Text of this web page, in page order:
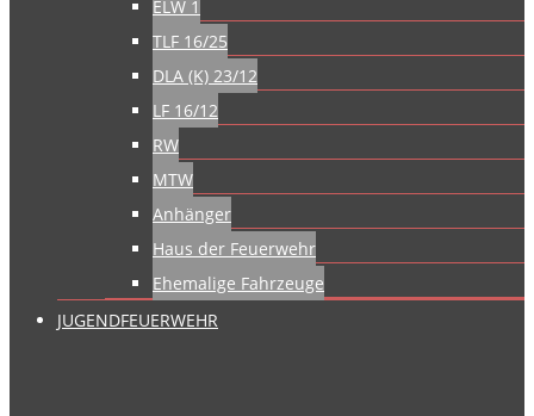
ELW 1
TLF 16/25
DLA (K) 23/12
LF 16/12
RW
MTW
Anhänger
Haus der Feuerwehr
Ehemalige Fahrzeuge
JUGENDFEUERWEHR